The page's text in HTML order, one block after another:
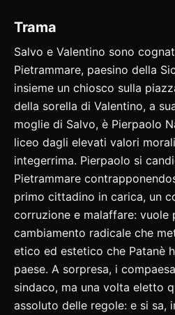
Trama
Salvo e Valentino sono
Pietrammare, paesino della
insieme un chiosco sulla
della sorella di Valentino, a
moglie di Salvo, è Pierpaolo
liceo dagli elevati valori
integerrima. Pierpaolo si
Pietrammare
primo cittadino in carica, un
corruzione e malaffare: vuole
cambiamento radicale che
etico ed estetico che Patanè
paese. A sorpresa, i
sindaco, ma una volta eletto
assoluto delle regole: e si sa,